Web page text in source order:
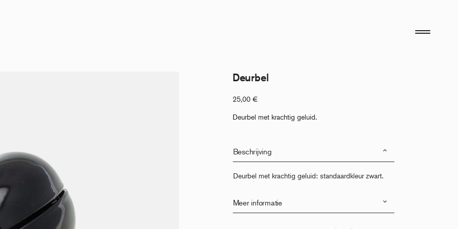
Deurbel
25,00 €
Deurbel met krachtig geluid.
Beschrijving
Deurbel met krachtig geluid: standaardkleur zwart.
Meer informatie